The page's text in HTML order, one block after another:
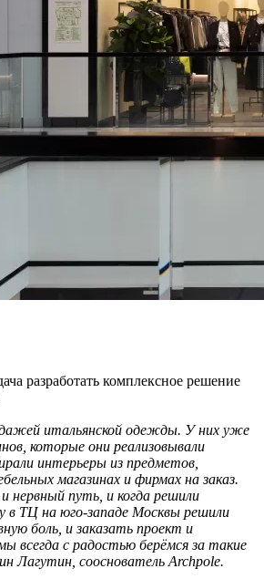
разработать комплексное решение
итальянской одежды. У них уже
которые они реализовывали
интерьеры из предметов,
магазинах и фирмах на заказ.
нервный путь, и когда решили
ТЦ на юго-западе Москвы решили
боль, и заказать проект и
всегда с радостью берёмся за такие
Лагутин, сооснователь Archpole.